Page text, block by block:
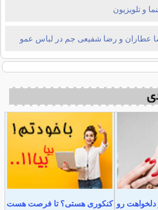
و تلویزیون
عطاران و رضا شفیعی جم در لباس عمو
دلخواهت رو کنکوری هستی؟ تا فرصت هست